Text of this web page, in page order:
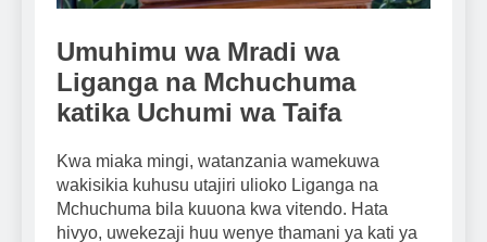
Umuhimu wa Mradi wa
Liganga na Mchuchuma
katika Uchumi wa Taifa
Kwa miaka mingi, watanzania wamekuwa
wakisikia kuhusu utajiri ulioko Liganga na
Mchuchuma bila kuuona kwa vitendo. Hata
hivyo, uwekezaji huu wenye thamani ya kati ya